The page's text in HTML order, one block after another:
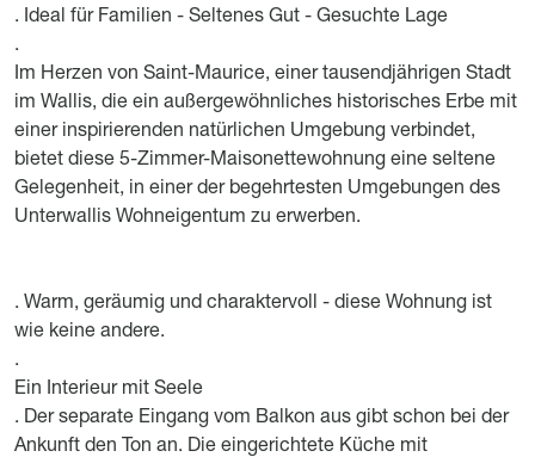
. Ideal für Familien - Seltenes Gut - Gesuchte Lage
.
Im Herzen von Saint-Maurice, einer tausendjährigen Stadt
im Wallis, die ein außergewöhnliches historisches Erbe mit
einer inspirierenden natürlichen Umgebung verbindet,
bietet diese 5-Zimmer-Maisonettewohnung eine seltene
Gelegenheit, in einer der begehrtesten Umgebungen des
Unterwallis Wohneigentum zu erwerben.
. Warm, geräumig und charaktervoll - diese Wohnung ist
wie keine andere.
.
Ein Interieur mit Seele
. Der separate Eingang vom Balkon aus gibt schon bei der
Ankunft den Ton an. Die eingerichtete Küche mit